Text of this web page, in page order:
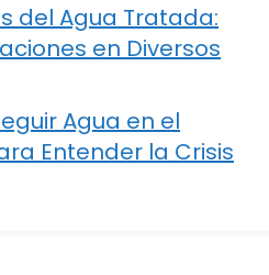
del Agua Tratada:
en Diversos
Agua en el
Entender la Crisis